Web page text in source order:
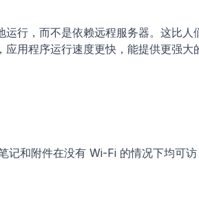
行，而不是依赖远程服务器。这比人
用程序运行速度更快，能提供更强大
记和附件在没有 Wi-Fi 的情况下均可访